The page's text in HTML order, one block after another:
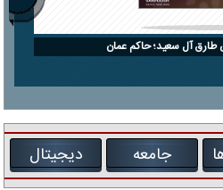
طارق آل سعید؛ حاکم عمان
جامعه دیجیتال